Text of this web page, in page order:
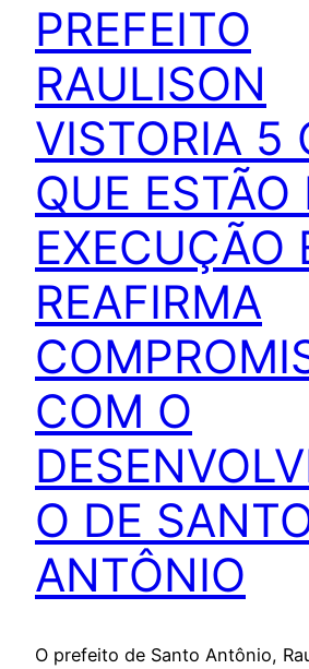
PREFEITO
RAULISON
VISTORIA 5
QUE ESTÃO
EXECUÇÃO
REAFIRMA
COM O
O DE
ANTÔNIO
O prefeito de Santo Antônio,